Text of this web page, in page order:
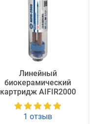
Линейный
биокерамический
картридж AIFIR2000
1 отзыв